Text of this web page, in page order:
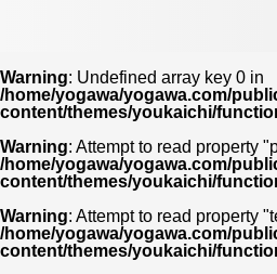
Warning: Undefined array key 0 in
/home/yogawa/yogawa.com/
content/themes/youkaichi/
Warning: Attempt to read property
/home/yogawa/yogawa.com/
content/themes/youkaichi/
Warning: Attempt to read property
/home/yogawa/yogawa.com/
content/themes/youkaichi/